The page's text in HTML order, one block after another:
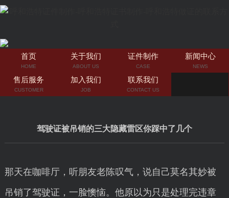
首页
HOME
关于我们
ABOUT US
证件制作
CASE
新闻中心
NEWS
售后服务
CUSTOMER
加入我们
JOB
联系我们
CONTACT US
驾驶证被吊销的三大隐藏雷区你踩中了几个
那天在咖啡厅，听朋友老陈叹气，说自己莫名其妙被
吊销了驾驶证，一脸懊恼。他原以为只是处理完违章